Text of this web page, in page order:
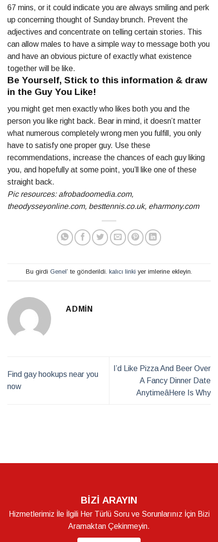
67 mins, or it could indicate you are always smiling and perk
up concerning thought of Sunday brunch. Prevent the
adjectives and concentrate on telling certain stories. This
can allow males to have a simple way to message both you
and have an obvious picture of exactly what existence
together will be like.
Be Yourself, Stick to this information & draw
in the Guy You Like!
you might get men exactly who likes both you and the
person you like right back. Bear in mind, it doesn’t matter
what numerous completely wrong men you fulfill, you only
have to satisfy one proper guy. Use these
recommendations, increase the chances of each guy liking
you, and hopefully at some point, you’ll like one of these
straight back.
Pic resources: afrobadoomedia.com,
theodysseyonline.com, besttennis.co.uk, eharmony.com
Bu girdi Genel’ te gönderildi. kalıcı linki yer imlerine ekleyin.
ADMIN
Find gay hookups near you
now
I’d Like Pizza And Beer Over
A Fancy Dinner Date
AnytimeâHere Is Why
BİZİ ARAYIN
Hizmetlerimiz İle İlgili Her Türlü Soru ve Sorunlarınız İçin Bizi
Aramaktan Çekinmeyin.